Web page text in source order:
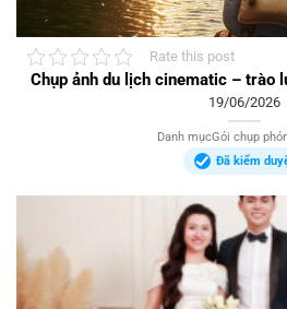
Rate this post
Chụp ảnh du lịch cinematic – trào
19/06/2026
Danh mụcGói chụp
Đã kiểm